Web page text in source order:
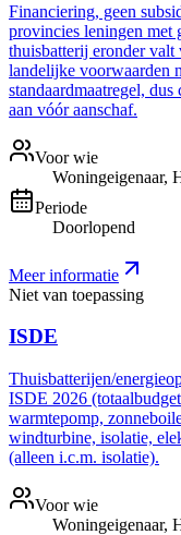
Financiering, geen
provincies leningen met
thuisbatterij eronder valt
landelijke voorwaarden
standaardmaatregel,
aan vóór aanschaf.
Voor wie
Woningeigenaar,
Periode
Doorlopend
Meer informatie
Niet van toepassing
ISDE
Thuisbatterijen/
ISDE 2026
warmtepomp,
windturbine, isolatie,
(alleen i.c.m. isolatie).
Voor wie
Woningeigenaar,